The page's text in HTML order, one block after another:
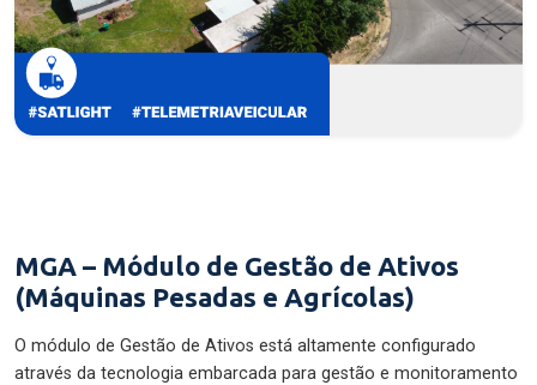
MGA – Módulo de Gestão de Ativos
(Máquinas Pesadas e Agrícolas)
O módulo de Gestão de Ativos está altamente configurado
através da tecnologia embarcada para gestão e monitoramento